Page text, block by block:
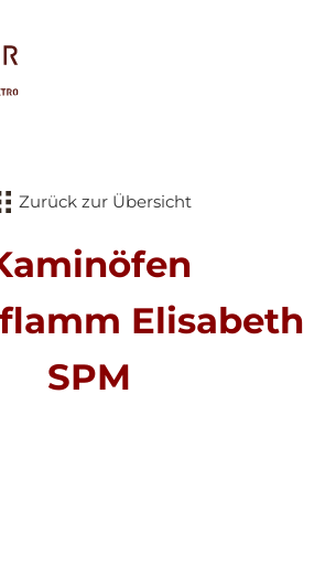
Zurück zur Übersicht
Elisabeth
SPM